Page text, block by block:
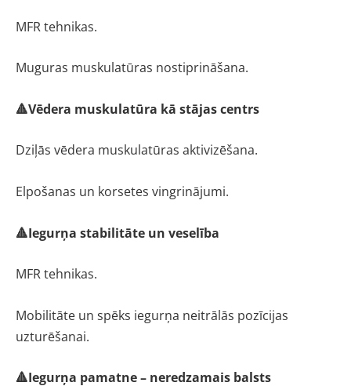
MFR tehnikas.
Muguras muskulatūras nostiprināšana.
🔺Vēdera muskulatūra kā stājas centrs
Dziļās vēdera muskulatūras aktivizēšana.
Elpošanas un korsetes vingrinājumi.
🔺Iegurņa stabilitāte un veselība
MFR tehnikas.
Mobilitāte un spēks iegurņa neitrālās pozīcijas
uzturēšanai.
🔺Iegurņa pamatne – neredzamais balsts